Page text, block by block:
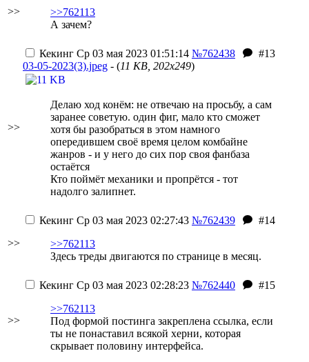
>>
>>762113
А зачем?
>>
Кекинг Ср 03 мая 2023 01:51:14 №762438
#13
03-05-2023(3).jpeg - (11 KB, 202x249)
Делаю ход конём: не отвечаю на просьбу, а сам
заранее советую. один фиг, мало кто сможет
хотя бы разобраться в этом намного
опередившем своё время целом комбайне
жанров - и у него до сих пор своя фанбаза
остаётся
Кто поймёт механики и пропрётся - тот
надолго залипнет.
>>
Кекинг Ср 03 мая 2023 02:27:43 №762439
#14
>>762113
Здесь треды двигаются по странице в месяц.
>>
Кекинг Ср 03 мая 2023 02:28:23 №762440
#15
>>762113
Под формой постинга закреплена ссылка, если
ты не понаставил всякой херни, которая
скрывает половину интерфейса.